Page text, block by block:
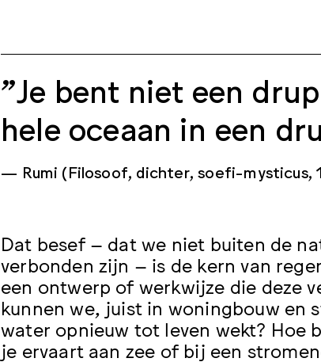
"Je bent niet een
hele oceaan in een
Rumi (Filosoof, dichter, soefi-mysticus,
Dat besef – dat we niet buiten de
verbonden zijn – is de kern van
een ontwerp of werkwijze die deze
kunnen we, juist in woningbouw en
water opnieuw tot leven wekt? Hoe
je ervaart aan zee of bij een